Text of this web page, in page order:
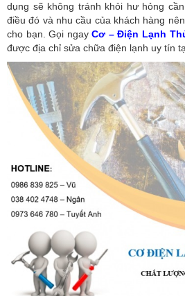
dụng sẽ không tránh khỏi hư hỏng
điều đó và nhu cầu của khách hàng
cho bạn. Gọi ngayCơ – Điện Lạnh
được địa chỉ sửa chữa điện lạnh uy tín